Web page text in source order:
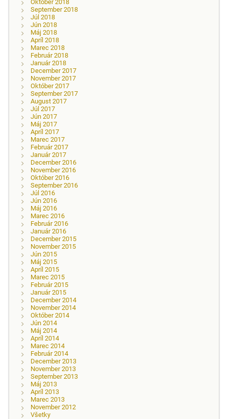
Október 2018
September 2018
Júl 2018
Jún 2018
Máj 2018
Apríl 2018
Marec 2018
Február 2018
Január 2018
December 2017
November 2017
Október 2017
September 2017
August 2017
Júl 2017
Jún 2017
Máj 2017
Apríl 2017
Marec 2017
Február 2017
Január 2017
December 2016
November 2016
Október 2016
September 2016
Júl 2016
Jún 2016
Máj 2016
Marec 2016
Február 2016
Január 2016
December 2015
November 2015
Jún 2015
Máj 2015
Apríl 2015
Marec 2015
Február 2015
Január 2015
December 2014
November 2014
Október 2014
Jún 2014
Máj 2014
Apríl 2014
Marec 2014
Február 2014
December 2013
November 2013
September 2013
Máj 2013
Apríl 2013
Marec 2013
November 2012
Všetky